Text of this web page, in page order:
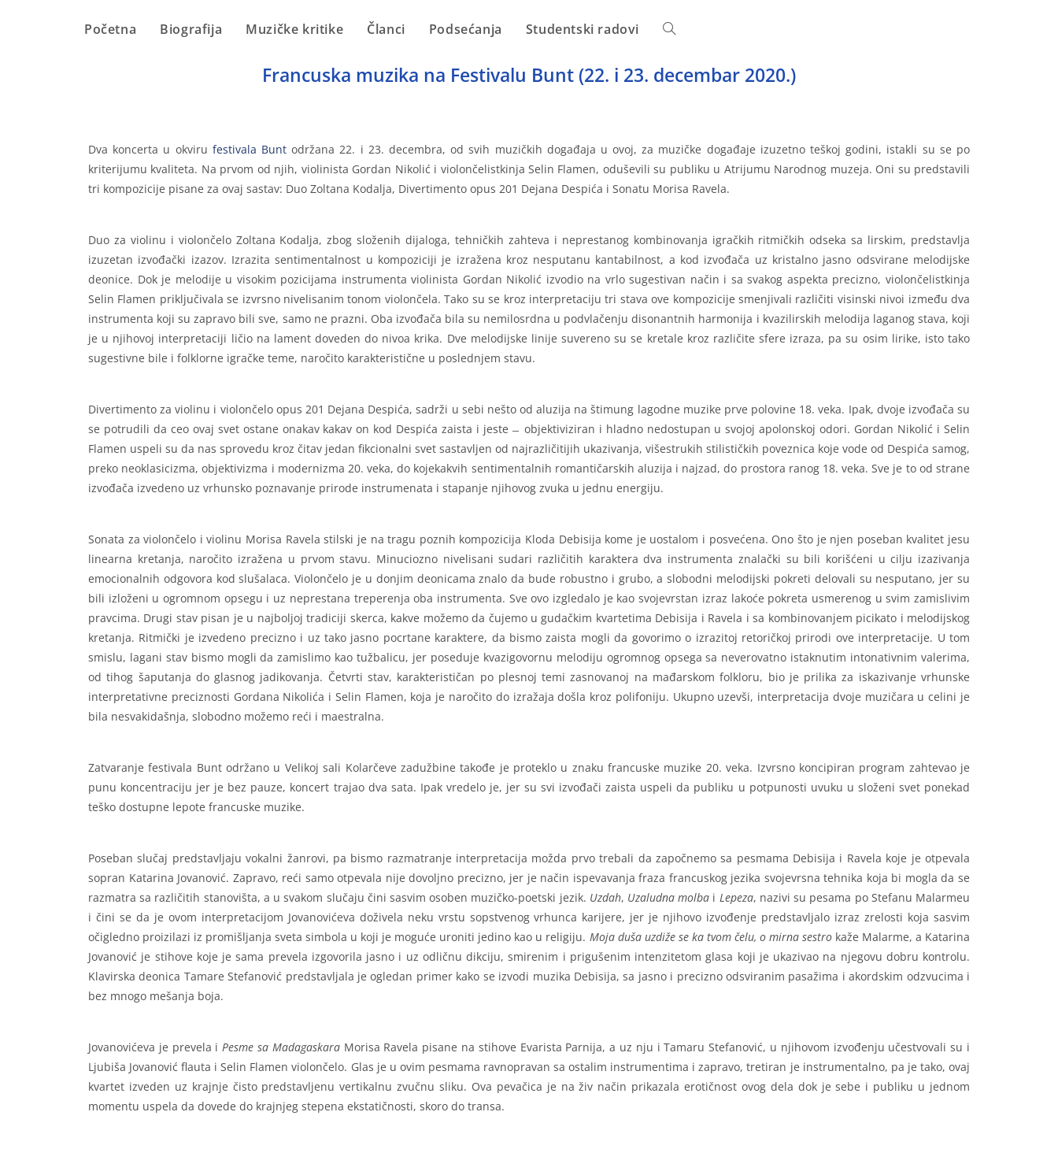
Početna Biografija Muzičke kritike Članci Podsećanja Studentski radovi
Francuska muzika na Festivalu Bunt (22. i 23. decembar 2020.)
Dva koncerta u okviru festivala Buntodržana 22. i 23. decembra, od svih muzičkih događaja u ovoj, za muzičke događaje izuzetno teškoj godini, istakli su se po
kriterijumu kvaliteta. Na prvom od njih, violinista Gordan Nikolić i violončelistkinja Selin Flamen, oduševili su publiku u Atrijumu Narodnog muzeja. Oni su predstavili
tri kompozicije pisane za ovaj sastav: Duo Zoltana Kodalja, Divertimento opus 201 Dejana Despića i Sonatu Morisa Ravela.
Duo za violinu i violončelo Zoltana Kodalja, zbog složenih dijaloga, tehničkih zahteva i neprestanog kombinovanja igračkih ritmičkih odseka sa lirskim, predstavlja
izuzetan izvođački izazov. Izrazita sentimentalnost u kompoziciji je izražena kroz nesputanu kantabilnost, a kod izvođača uz kristalno jasno odsvirane melodijske
deonice. Dok je melodije u visokim pozicijama instrumenta violinista Gordan Nikolić izvodio na vrlo sugestivan način i sa svakog aspekta precizno, violončelistkinja
Selin Flamen priključivala se izvrsno nivelisanim tonom violončela. Tako su se kroz interpretaciju tri stava ove kompozicije smenjivali različiti visinski nivoi između dva
instrumenta koji su zapravo bili sve, samo ne prazni. Oba izvođača bila su nemilosrdna u podvlačenju disonantnih harmonija i kvazilirskih melodija laganog stava, koji
je u njihovoj interpretaciji ličio na lament doveden do nivoa krika. Dve melodijske linije suvereno su se kretale kroz različite sfere izraza, pa su osim lirike, isto tako
sugestivne bile i folklorne igračke teme, naročito karakteristične u poslednjem stavu.
Divertimento za violinu i violončelo opus 201 Dejana Despića, sadrži u sebi nešto od aluzija na štimung lagodne muzike prve polovine 18. veka. Ipak, dvoje izvođača su
se potrudili da ceo ovaj svet ostane onakav kakav on kod Despića zaista i jeste ̶ objektiviziran i hladno nedostupan u svojoj apolonskoj odori. Gordan Nikolić i Selin
Flamen uspeli su da nas sprovedu kroz čitav jedan fikcionalni svet sastavljen od najrazličitijih ukazivanja, višestrukih stilističkih poveznica koje vode od Despića samog,
preko neoklasicizma, objektivizma i modernizma 20. veka, do kojekakvih sentimentalnih romantičarskih aluzija i najzad, do prostora ranog 18. veka. Sve je to od strane
izvođača izvedeno uz vrhunsko poznavanje prirode instrumenata i stapanje njihovog zvuka u jednu energiju.
Sonata za violončelo i violinu Morisa Ravela stilski je na tragu poznih kompozicija Kloda Debisija kome je uostalom i posvećena. Ono što je njen poseban kvalitet jesu
linearna kretanja, naročito izražena u prvom stavu. Minuciozno nivelisani sudari različitih karaktera dva instrumenta znalački su bili korišćeni u cilju izazivanja
emocionalnih odgovora kod slušalaca. Violončelo je u donjim deonicama znalo da bude robustno i grubo, a slobodni melodijski pokreti delovali su nesputano, jer su
bili izloženi u ogromnom opsegu i uz neprestana treperenja oba instrumenta. Sve ovo izgledalo je kao svojevrstan izraz lakoće pokreta usmerenog u svim zamislivim
pravcima. Drugi stav pisan je u najboljoj tradiciji skerca, kakve možemo da čujemo u gudačkim kvartetima Debisija i Ravela i sa kombinovanjem picikato i melodijskog
kretanja. Ritmički je izvedeno precizno i uz tako jasno pocrtane karaktere, da bismo zaista mogli da govorimo o izrazitoj retoričkoj prirodi ove interpretacije. U tom
smislu, lagani stav bismo mogli da zamislimo kao tužbalicu, jer poseduje kvazigovornu melodiju ogromnog opsega sa neverovatno istaknutim intonativnim valerima,
od tihog šaputanja do glasnog jadikovanja. Četvrti stav, karakterističan po plesnoj temi zasnovanoj na mađarskom folkloru, bio je prilika za iskazivanje vrhunske
interpretativne preciznosti Gordana Nikolića i Selin Flamen, koja je naročito do izražaja došla kroz polifoniju. Ukupno uzevši, interpretacija dvoje muzičara u celini je
bila nesvakidašnja, slobodno možemo reći i maestralna.
Zatvaranje festivala Bunt održano u Velikoj sali Kolarčeve zadužbine takođe je proteklo u znaku francuske muzike 20. veka. Izvrsno koncipiran program zahtevao je
punu koncentraciju jer je bez pauze, koncert trajao dva sata. Ipak vredelo je, jer su svi izvođači zaista uspeli da publiku u potpunosti uvuku u složeni svet ponekad
teško dostupne lepote francuske muzike.
Poseban slučaj predstavljaju vokalni žanrovi, pa bismo razmatranje interpretacija možda prvo trebali da započnemo sa pesmama Debisija i Ravela koje je otpevala
sopran Katarina Jovanović. Zapravo, reći samo otpevala nije dovoljno precizno, jer je način ispevavanja fraza francuskog jezika svojevrsna tehnika koja bi mogla da se
razmatra sa različitih stanovišta, a u svakom slučaju čini sasvim osoben muzičko-poetski jezik. Uzdah, Uzaludna molba i Lepeza, nazivi su pesama po Stefanu Malarmeu
i čini se da je ovom interpretacijom Jovanovićeva doživela neku vrstu sopstvenog vrhunca karijere, jer je njihovo izvođenje predstavljalo izraz zrelosti koja sasvim
očigledno proizilazi iz promišljanja sveta simbola u koji je moguće uroniti jedino kao u religiju. Moja duša uzdiže se ka tvom čelu, o mirna sestrokaže Malarme, a Katarina
Jovanović je stihove koje je sama prevela izgovorila jasno i uz odličnu dikciju, smirenim i prigušenim intenzitetom glasa koji je ukazivao na njegovu dobru kontrolu.
Klavirska deonica Tamare Stefanović predstavljala je ogledan primer kako se izvodi muzika Debisija, sa jasno i precizno odsviranim pasažima i akordskim odzvucima i
bez mnogo mešanja boja.
Jovanovićeva je prevela iPesme sa MadagaskaraMorisa Ravela pisane na stihove Evarista Parnija, a uz nju i Tamaru Stefanović, u njihovom izvođenju učestvovali su i
Ljubiša Jovanović flauta i Selin Flamen violončelo. Glas je u ovim pesmama ravnopravan sa ostalim instrumentima i zapravo, tretiran je instrumentalno, pa je tako, ovaj
kvartet izveden uz krajnje čisto predstavljenu vertikalnu zvučnu sliku. Ova pevačica je na živ način prikazala erotičnost ovog dela dok je sebe i publiku u jednom
momentu uspela da dovede do krajnjeg stepena ekstatičnosti, skoro do transa.